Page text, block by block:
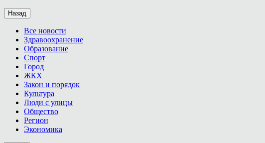
Назад
Все новости
Здравоохранение
Образование
Спорт
Город
ЖКХ
Закон и порядок
Культура
Люди с улицы
Общество
Регион
Экономика